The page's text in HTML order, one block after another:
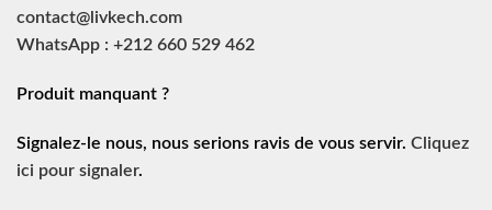
contact@livkech.com
WhatsApp : +212 660 529 462
Produit manquant ?
Signalez-le nous, nous serions ravis de vous servir. Cliquez
ici pour signaler.